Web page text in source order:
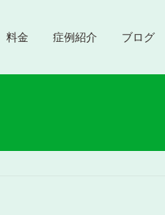
料金 症例紹介 ブログ